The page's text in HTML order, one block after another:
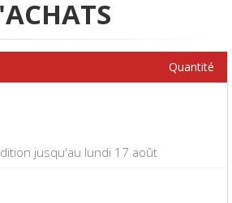
jusqu'au lundi 17 août
Quantité